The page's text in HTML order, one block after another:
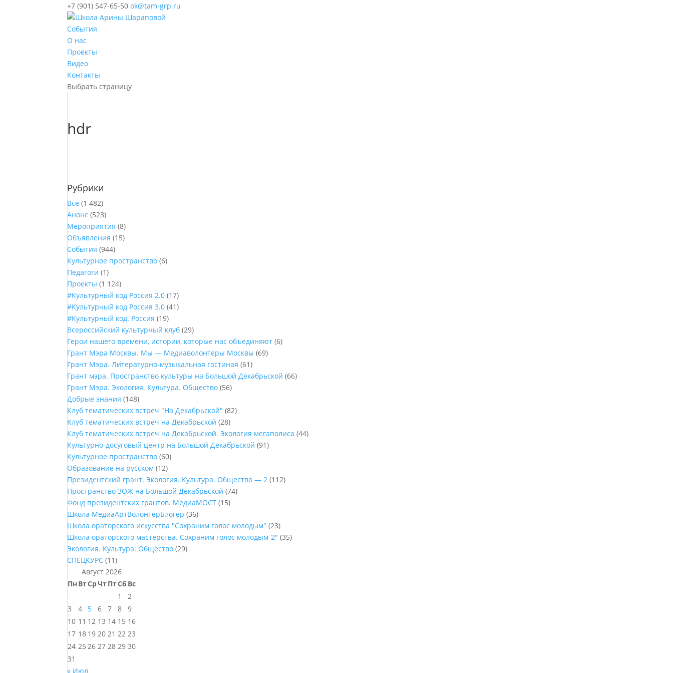
+7 (901) 547-65-50 ok@tam-grp.ru
События
О нас
Проекты
Видео
Контакты
Выбрать страницу
hdr
Рубрики
Все (1 482)
Анонс (523)
Мероприятия (8)
Объявления (15)
События (944)
Культурное пространство (6)
Педагоги (1)
Проекты (1 124)
#Культурный код Россия 2.0 (17)
#Культурный код Россия 3.0 (41)
#Культурный код. Россия (19)
Всероссийский культурный клуб (29)
Герои нашего времени, истории, которые нас объединяют (6)
Грант Мэра Москвы. Мы — Медиаволонтеры Москвы (69)
Грант Мэра. Литературно-музыкальная гостиная (61)
Грант мэра. Пространство культуры на Большой Декабрьской (66)
Грант Мэра. Экология. Культура. Общество (56)
Добрые знания (148)
Клуб тематических встреч "На Декабрьской" (82)
Клуб тематических встреч на Декабрьской (28)
Клуб тематических встреч на Декабрьской. Экология мегаполиса (44)
Культурно-досуговый центр на Большой Декабрьской (91)
Культурное пространство (60)
Образование на русском (12)
Президентский грант. Экология. Культура. Общество — 2 (112)
Пространство ЗОЖ на Большой Декабрьской (74)
Фонд президентских грантов. МедиаМОСТ (15)
Школа МедиаАртВолонтёрБлогер (36)
Школа ораторского искусства "Сохраним голос молодым" (23)
Школа ораторского мастерства. Сохраним голос молодым-2" (35)
Экология. Культура. Общество (29)
СПЕЦКУРС (11)
Август 2026
ПнВтСрЧтПтСб Вс
1
2
3
4 5 6 7 8
9
10 11 12 13 14 15 16
17 18 19 20 21 22 23
24 25 26 27 28 29 30
31
« Июл